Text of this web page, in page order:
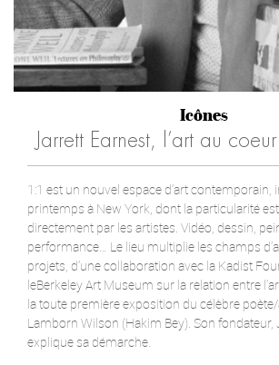
Icônes
Jarrett Earnest, l’art au
1:1 est un nouvel espace d’art contemporain,
printemps à New York, dont la particularité est
directement par les artistes. Vidéo, dessin,
performance… Le lieu multiplie les champs
projets, d’une collaboration avec la Kadist
leBerkeley Art Museum sur la relation entre
la toute première exposition du célèbre
Lamborn Wilson (Hakim Bey). Son fondateur,
explique sa démarche.